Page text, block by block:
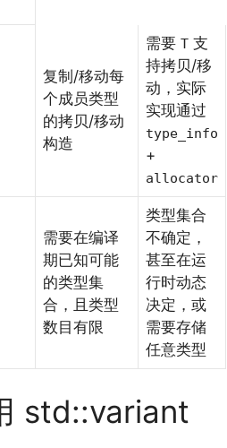
复制/移动每
个成员类型
的拷贝/移动
构造
需要 T 支
持拷贝/移
动，实际
实现通过
type_info
+
allocator
需要在编译
期已知可能
的类型集
合，且类型
数目有限
类型集合
不确定，
甚至在运
行时动态
决定，或
需要存储
任意类型
std::variant